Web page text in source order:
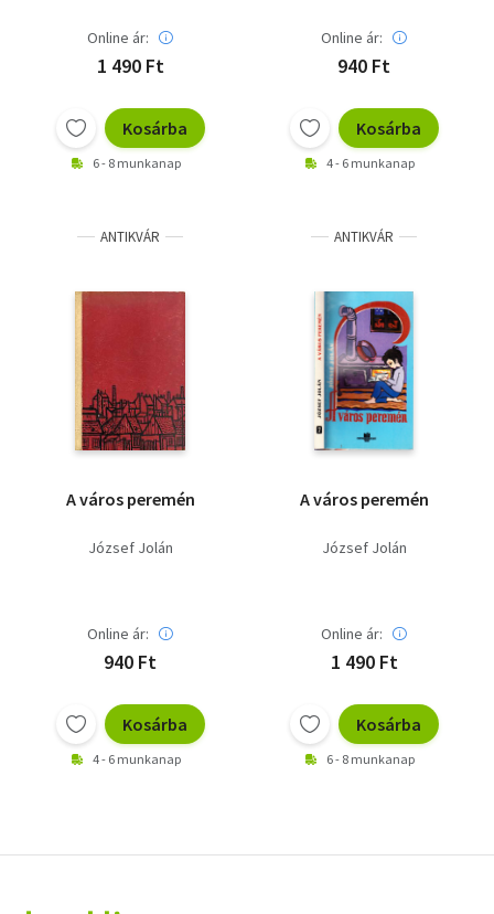
Online ár:
1 490 Ft
Kosárba
6 - 8 munkanap
Online ár:
940 Ft
Kosárba
4 - 6 munkanap
ANTIKVÁR
A város peremén
József Jolán
Online ár:
940 Ft
Kosárba
4 - 6 munkanap
ANTIKVÁR
A város peremén
József Jolán
Online ár:
1 490 Ft
Kosárba
6 - 8 munkanap